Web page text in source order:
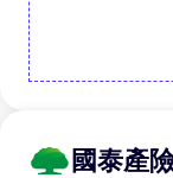
國泰產